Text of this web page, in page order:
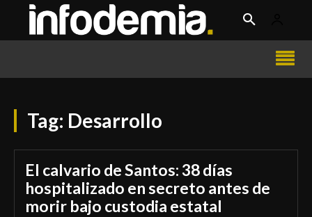
Tag: Desarrollo
El calvario de Santos: 38 días
hospitalizado en secreto antes de
morir bajo custodia estatal